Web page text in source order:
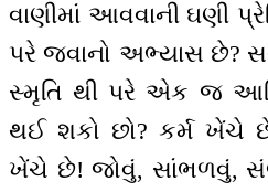
વાણીમાં આવવાની ઘણી
પરે જવાનો અભ્યાસ છે?
સ્મૃતિ થી પરે એક જ
થઈ શકો છો? કર્મ ખેંચે
ખેંચે છે! જોવું, સાંભળવું,